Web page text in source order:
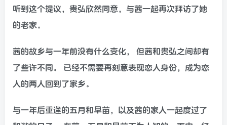
听到这个提议，贵弘欣然同意，与茜一起再次拜访了她
的老家。
茜的故乡与一年前没有什么变化， 但茜和贵弘之间却有
了些许不同。 已经不需要再刻意表现恋人身份，成为恋
人的两人回到了家乡。
与一年后重逢的五月和早苗，以及茜的家人一起度过了